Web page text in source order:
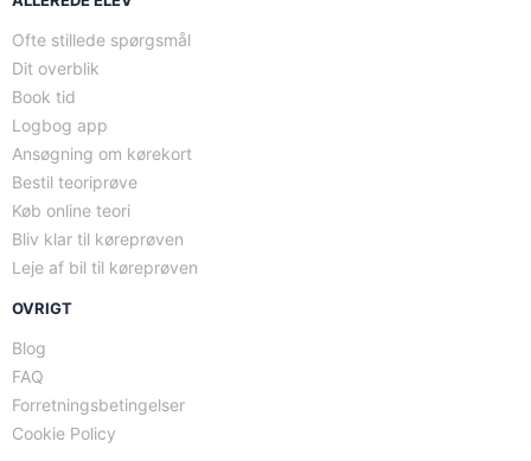
Ofte stillede spørgsmål
Dit overblik
Book tid
Logbog app
Ansøgning om kørekort
Bestil teoriprøve
Køb online teori
Bliv klar til køreprøven
Leje af bil til køreprøven
OVRIGT
Blog
FAQ
Forretningsbetingelser
Cookie Policy